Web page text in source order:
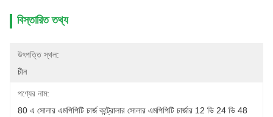
বিস্তারিত তথ্য
উৎপত্তি স্থল:
চীন
পণ্যের নাম:
80 এ সোলার এমপিপিটি চার্জ কন্ট্রোলার সোলার এমপিপিটি চার্জার 12 ভি 24 ভি 48